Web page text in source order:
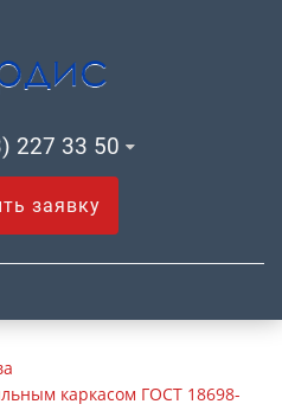
227 33 50
заявку
каркасом ГОСТ 18698-